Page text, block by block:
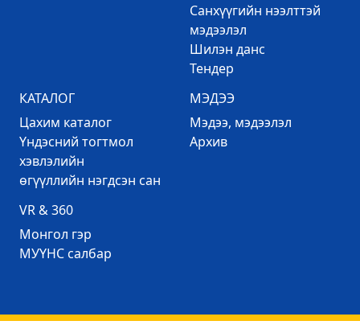
Санхүүгийн нээлттэй
мэдээлэл
Шилэн данс
Тендер
КАТАЛОГ
Цахим каталог
Үндэсний тогтмол
хэвлэлийн
өгүүллийн нэгдсэн сан
МЭДЭЭ
Mэдээ, мэдээлэл
Архив
VR & 360
Mонгол гэр
МУҮНС салбар